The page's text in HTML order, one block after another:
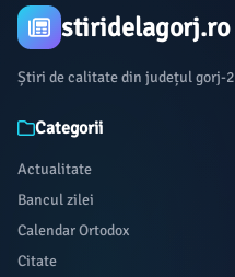
stiridelagorj.ro
Știri de calitate din județul gorj-2
Categorii
Actualitate
Bancul zilei
Calendar Ortodox
Citate